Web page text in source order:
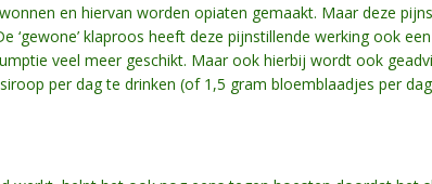
en hiervan worden opiaten gemaakt. Maar deze
‘gewone’ klaproos heeft deze pijnstillende werking ook
veel meer geschikt. Maar ook hierbij wordt ook
per dag te drinken (of 1,5 gram bloemblaadjes per